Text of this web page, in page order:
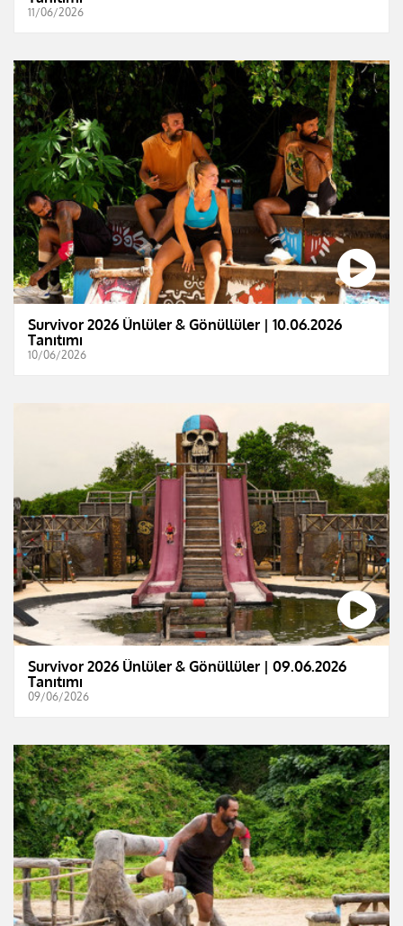
11/06/2026
Survivor 2026 Ünlüler & Gönüllüler | 10.06.2026
Tanıtımı
10/06/2026
Survivor 2026 Ünlüler & Gönüllüler | 09.06.2026
Tanıtımı
09/06/2026